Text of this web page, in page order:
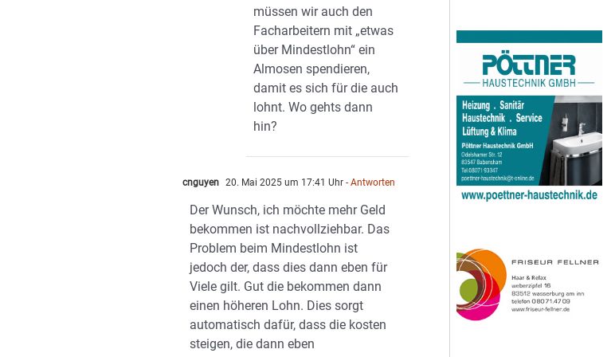
müssen wir auch den
Facharbeitern mit „etwas
über Mindestlohn“ ein
Almosen spendieren,
damit es sich für die auch
lohnt. Wo gehts dann
hin?
cnguyen 20. Mai 2025 um 17:41 Uhr - Antworten
Der Wunsch, ich möchte mehr Geld
bekommen ist nachvollziehbar. Das
Problem beim Mindestlohn ist
jedoch der, dass dies dann eben für
Viele gilt. Gut die bekommen dann
einen höheren Lohn. Dies sorgt
automatisch dafür, dass die kosten
steigen, die dann eben